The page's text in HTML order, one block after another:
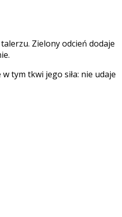
Zielony odcień dodaje
tym tkwi jego siła: nie udaje